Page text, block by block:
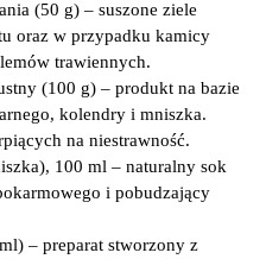
(50 g) – suszone ziele
oraz w przypadku kamicy
trawiennych.
(100 g) – produkt na bazie
kolendry i mniszka.
na niestrawność.
100 ml – naturalny sok
i pobudzający
– preparat stworzony z